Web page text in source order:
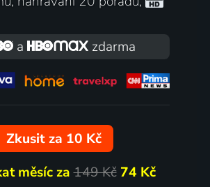
a zdarma
Zkusit za 10 Kč
měsíc za149 Kč 74 Kč